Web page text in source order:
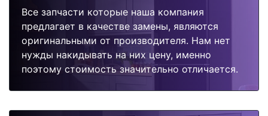
Все запчасти которые наша компания
предлагает в качестве замены, являются
оригинальными от производителя. Нам нет
нужды накидывать на них цену, именно
поэтому стоимость значительно отличается.